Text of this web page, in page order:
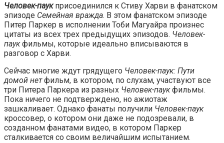
Человек-паукприсоединился к Стиву Харви в фанатском
эпизоде Семейная вражда. В этом фанатском эпизоде ​​
Питер Паркер в исполнении Тоби Магуайра произнес
цитаты из всех трех предыдущих эпизодов. Человек-
паукфильмы, которые идеально вписываются в
разговор с Харви.
Сейчас многие ждут грядущего Человек-паук: Пути
домой нетфильм, в котором, по слухам, участвуют все
три Питера Паркера из разных Человек-паукфильмы.
Пока ничего не подтверждено, но ажиотаж
зашкаливает. Однако фанаты получили Человек-паук
кроссовер, о котором они даже не подозревали, в
созданном фанатами видео, в котором Паркер
сталкивается со своим величайшим испытанием.